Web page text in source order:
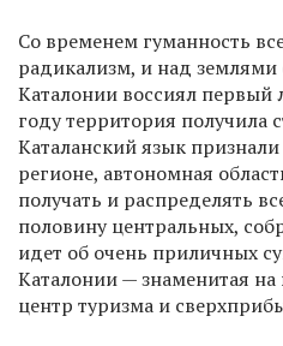
Со временем гуманность
радикализм, и над
Каталонии воссиял
году территория получила
Каталанский язык
регионе, автономная
получать и распределять
половину центральных,
идет об очень приличных
Каталонии — знаменитая на
центр туризма и